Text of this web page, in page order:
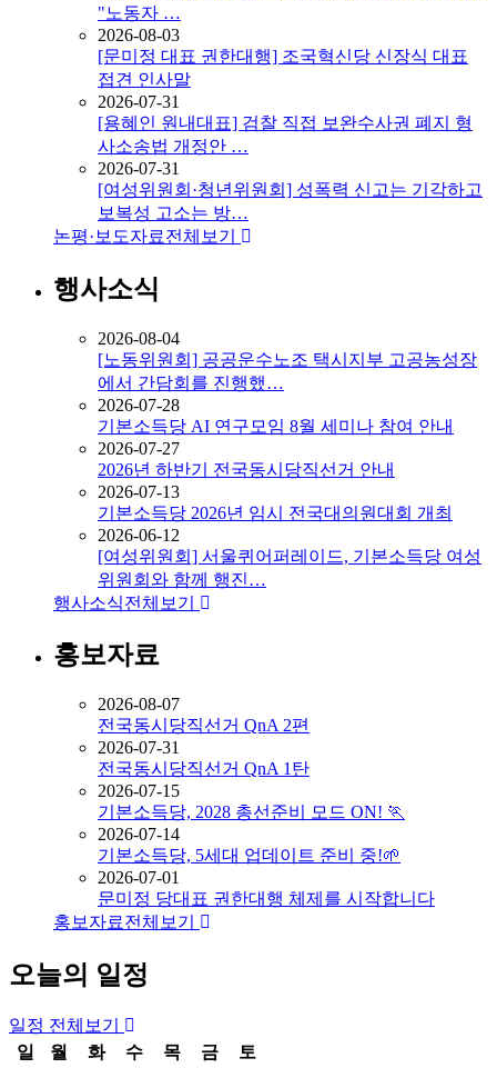
"노동자 …
2026-08-03
[문미정 대표 권한대행] 조국혁신당 신장식 대표
접견 인사말
2026-07-31
[용혜인 원내대표] 검찰 직접 보완수사권 폐지 형
사소송법 개정안 …
2026-07-31
[여성위원회·청년위원회] 성폭력 신고는 기각하고
보복성 고소는 방…
논평·보도자료전체보기
행사소식
2026-08-04
[노동위원회] 공공운수노조 택시지부 고공농성장
에서 간담회를 진행했…
2026-07-28
기본소득당 AI 연구모임 8월 세미나 참여 안내
2026-07-27
2026년 하반기 전국동시당직선거 안내
2026-07-13
기본소득당 2026년 임시 전국대의원대회 개최
2026-06-12
[여성위원회] 서울퀴어퍼레이드, 기본소득당 여성
위원회와 함께 행진…
행사소식전체보기
홍보자료
2026-08-07
전국동시당직선거 QnA 2편
2026-07-31
전국동시당직선거 QnA 1탄
2026-07-15
기본소득당, 2028 총선준비 모드 ON! 🏃
2026-07-14
기본소득당, 5세대 업데이트 준비 중!🌱
2026-07-01
문미정 당대표 권한대행 체제를 시작합니다
홍보자료전체보기
오늘의 일정
일정 전체보기
일
월 화 수 목 금 토